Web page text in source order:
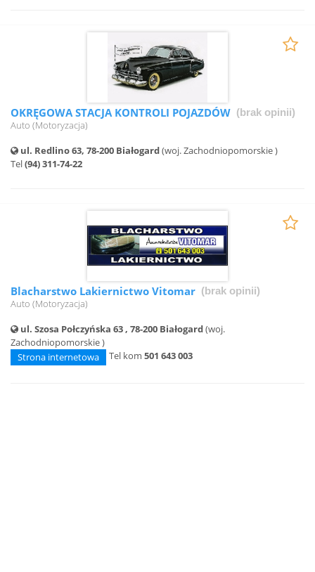
OKRĘGOWA STACJA KONTROLI POJAZDÓW (brak opinii)
Auto (Motoryzacja)
ul. Redlino 63, 78-200 Białogard(woj. Zachodniopomorskie )
Tel(94) 311-74-22
Blacharstwo Lakiernictwo Vitomar (brak opinii)
Auto (Motoryzacja)
ul. Szosa Połczyńska 63 , 78-200 Białogard(woj.
Zachodniopomorskie )
Strona internetowa
Tel kom 501 643 003